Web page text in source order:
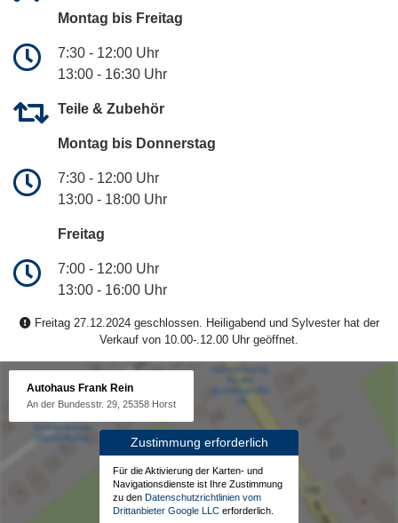
Montag bis Freitag
7:30 - 12:00 Uhr
13:00 - 16:30 Uhr
Teile & Zubehör
Montag bis Donnerstag
7:30 - 12:00 Uhr
13:00 - 18:00 Uhr
Freitag
7:00 - 12:00 Uhr
13:00 - 16:00 Uhr
Freitag 27.12.2024 geschlossen. Heiligabend und Sylvester hat der
Verkauf von 10.00-.12.00 Uhr geöffnet.
Autohaus Frank Rein
An der Bundesstr. 29, 25358 Horst
Zustimmung erforderlich
Für die Aktivierung der Karten- und
Navigationsdienste ist Ihre Zustimmung
zu den Datenschutzrichtlinien vom
Drittanbieter Google LLC erforderlich.